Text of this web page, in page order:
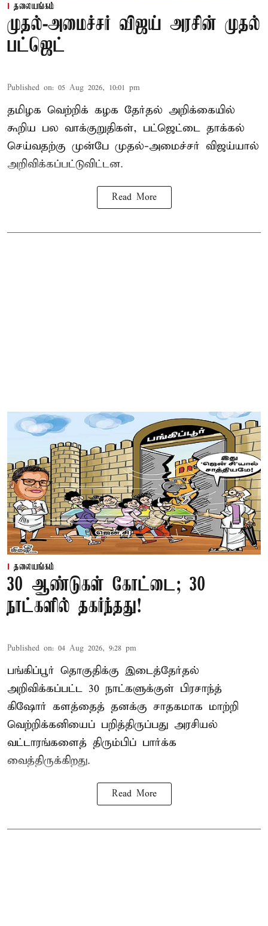
தலையங்கம்
முதல்-அமைச்சர் விஜய் அரசின் முதல்
பட்ஜெட்
Published on: 05 Aug 2026, 10:01 pm
தமிழக வெற்றிக் கழக தேர்தல் அறிக்கையில்
கூறிய பல வாக்குறுதிகள், பட்ஜெட்டை தாக்கல்
செய்வதற்கு முன்பே முதல்-அமைச்சர் விஜய்யால்
அறிவிக்கப்பட்டுவிட்டன.
Read More
தலையங்கம்
30 ஆண்டுகள் கோட்டை; 30
நாட்களில் தகர்ந்தது!
Published on: 04 Aug 2026, 9:28 pm
பங்கிப்பூர் தொகுதிக்கு இடைத்தேர்தல்
அறிவிக்கப்பட்ட 30 நாட்களுக்குள் பிரசாந்த்
கிஷோர் களத்தைத் தனக்கு சாதகமாக மாற்றி
வெற்றிக்கனியைப் பறித்திருப்பது அரசியல்
வட்டாரங்களைத் திரும்பிப் பார்க்க
வைத்திருக்கிறது.
Read More